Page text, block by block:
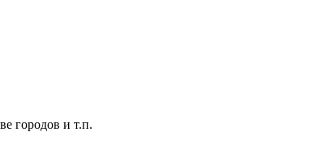
городов и т.п.